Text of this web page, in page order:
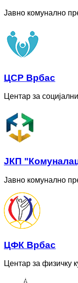
Јавно комунално
ЦСР Врбас
Центар за
ЈКП
Јавно комунално
ЦФК Врбас
Центар за физичку